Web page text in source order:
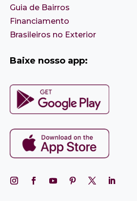
Guia de Bairros
Financiamento
Brasileiros no Exterior
Baixe nosso app: